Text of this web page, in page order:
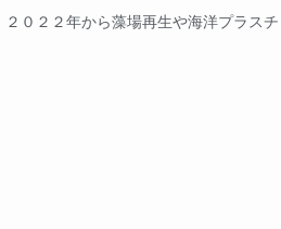
０２２年から藻場再生や海洋プラス